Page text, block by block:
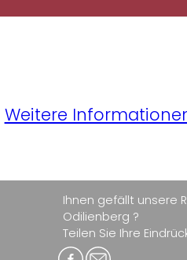
Weitere
Ihnen gefällt unsere
Odilienberg ?
Teilen Sie Ihre